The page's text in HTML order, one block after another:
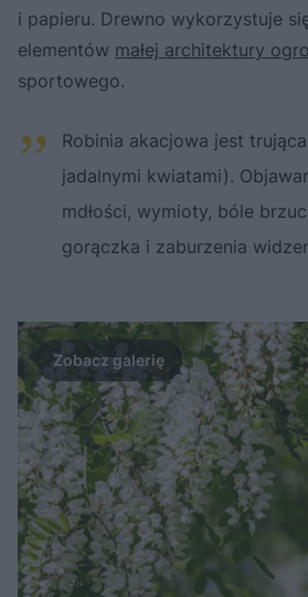
i papieru. Drewno wykorzystuje
elementów małej architektury
sportowego.
Robinia akacjowa jest
jadalnymi kwiatami).
mdłości, wymioty, bóle
gorączka i zaburzenia